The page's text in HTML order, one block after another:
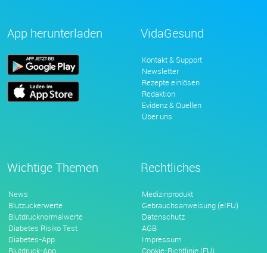
App herunterladen VidaGesund
Kontakt & Support
Newsletter
Rezepte einlösen
Redaktion
Evidenz & Quellen
Über uns
Wichtige Themen
News
Blutzuckerwerte
Blutdrucknormalwerte
Diabetes Risiko Test
Diabetes-App
Blutdruck-App
Rechtliches
Medizinprodukt
Gebrauchsanweisung (eIFU)
Datenschutz
AGB
Impressum
Cookie-Richtlinie (EU)